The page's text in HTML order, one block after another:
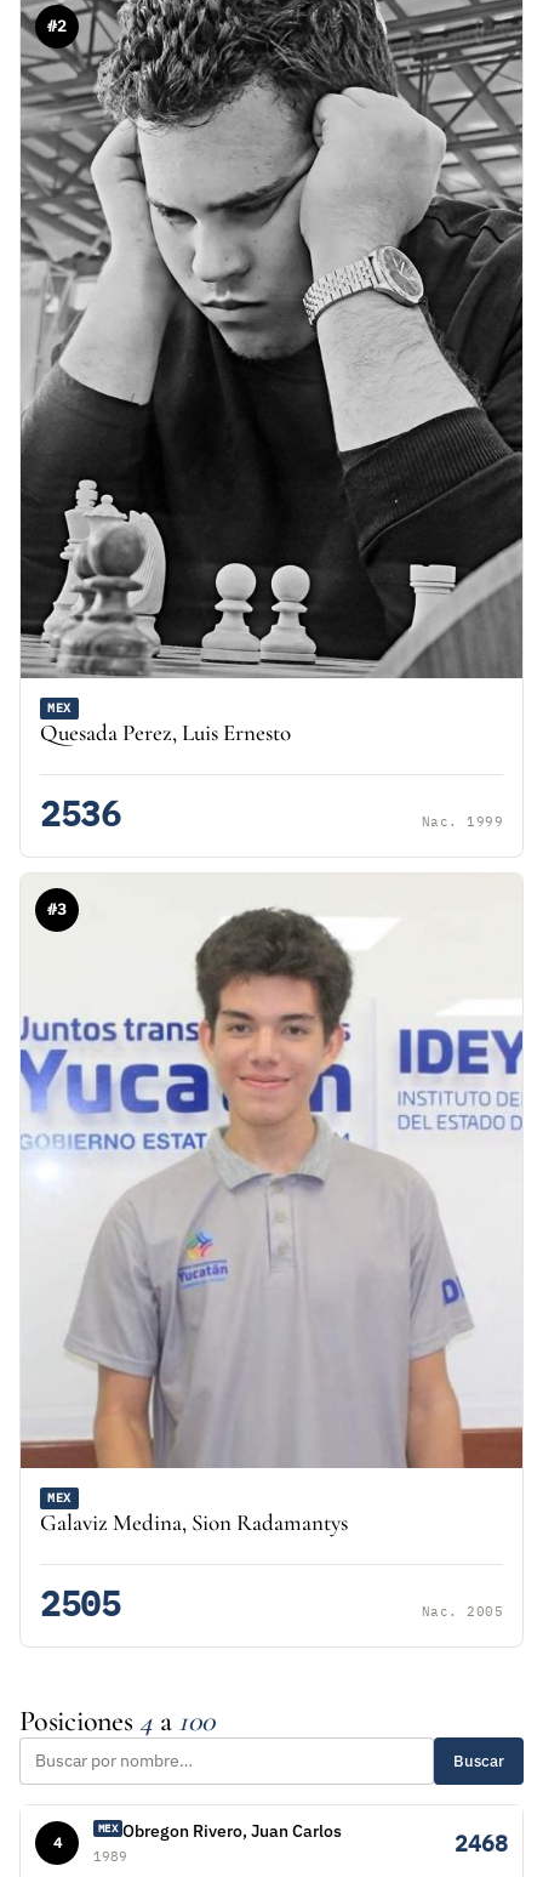
#2
MEX
Quesada Perez, Luis Ernesto
2536 Nac. 1999
#3
MEX
Galaviz Medina, Sion Radamantys
2505 Nac. 2005
Posiciones4 a 100
Buscar
4
MEX Obregon Rivero, Juan Carlos
1989 2468